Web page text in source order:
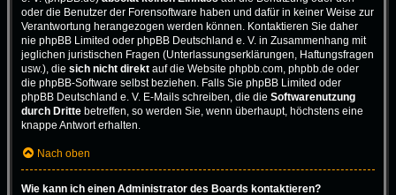
oder die Benutzer der Forensoftware haben und dafür in keiner Weise zur
Verantwortung herangezogen werden können. Kontaktieren Sie daher
nie phpBB Limited oder phpBB Deutschland e. V. in Zusammenhang mit
jeglichen juristischen Fragen (Unterlassungserklärungen, Haftungsfragen
usw.), die sich nicht direkt auf die Website phpbb.com, phpbb.de oder
die phpBB-Software selbst beziehen. Falls Sie phpBB Limited oder
phpBB Deutschland e. V. E-Mails schreiben, die die Softwarenutzung
durch Dritte betreffen, so werden Sie, wenn überhaupt, höchstens eine
knappe Antwort erhalten.
Nach oben
Wie kann ich einen Administrator des Boards kontaktieren?